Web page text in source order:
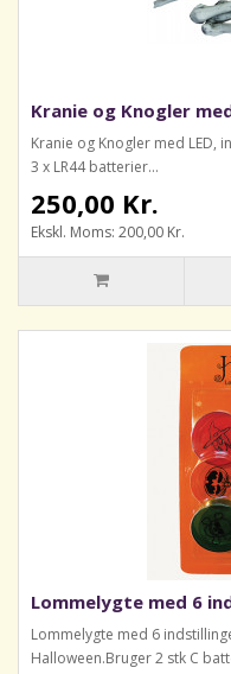
Kranie og Knogler
Kranie og Knogler med LED,
3 x LR44 batterier...
250,00 Kr.
Ekskl. Moms: 200,00 Kr.
Lommelygte med 6
Lommelygte med 6
Halloween.Bruger 2 stk C